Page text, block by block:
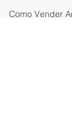
Como Vender